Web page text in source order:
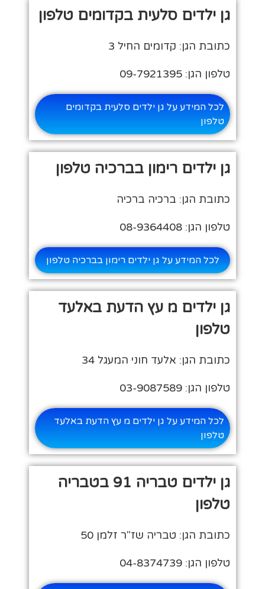
גן ילדים סלעית בקדומים טלפון
כתובת הגן: קדומים החיל 3
טלפון הגן: 09-7921395
לכל המידע על גן ילדים סלעית בקדומים
טלפון
גן ילדים רימון בברכיה טלפון
כתובת הגן: ברכיה ברכיה
טלפון הגן: 08-9364408
לכל המידע על גן ילדים רימון בברכיה טלפון
גן ילדים מ עץ הדעת באלעד
טלפון
כתובת הגן: אלעד חוני המעגל 34
טלפון הגן: 03-9087589
לכל המידע על גן ילדים מ עץ הדעת באלעד
טלפון
גן ילדים טבריה 91 בטבריה
טלפון
כתובת הגן: טבריה שז"ר זלמן 50
טלפון הגן: 04-8374739